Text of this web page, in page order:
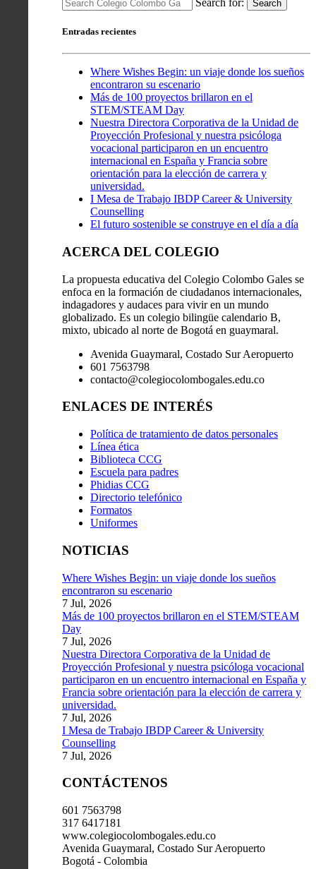
Search
Entradas recientes
Where Wishes Begin: un viaje donde los sueños
encontraron su escenario
Más de 100 proyectos brillaron en el
STEM/STEAM Day
Nuestra Directora Corporativa de la Unidad de
Proyección Profesional y nuestra psicóloga
vocacional participaron en un encuentro
internacional en España y Francia sobre
orientación para la elección de carrera y
universidad.
I Mesa de Trabajo IBDP Career & University
Counselling
El futuro sostenible se construye en el día a día
ACERCA DEL COLEGIO
La propuesta educativa del Colegio Colombo Gales se
enfoca en la formación de ciudadanos internacionales,
indagadores y audaces para vivir en un mundo
globalizado. Es un colegio bilingüe calendario B,
mixto, ubicado al norte de Bogotá en guaymaral.
Avenida Guaymaral, Costado Sur Aeropuerto
601 7563798
contacto@colegiocolombogales.edu.co
ENLACES DE INTERÉS
Política de tratamiento de datos personales
Línea ética
Biblioteca CCG
Escuela para padres
Phidias CCG
Directorio telefónico
Formatos
Uniformes
NOTICIAS
Where Wishes Begin: un viaje donde los sueños
encontraron su escenario
7 Jul, 2026
Más de 100 proyectos brillaron en el STEM/STEAM
Day
7 Jul, 2026
Nuestra Directora Corporativa de la Unidad de
Proyección Profesional y nuestra psicóloga vocacional
participaron en un encuentro internacional en España y
Francia sobre orientación para la elección de carrera y
universidad.
7 Jul, 2026
I Mesa de Trabajo IBDP Career & University
Counselling
7 Jul, 2026
CONTÁCTENOS
601 7563798
317 6417181
www.colegiocolombogales.edu.co
Avenida Guaymaral, Costado Sur Aeropuerto
Bogotá - Colombia